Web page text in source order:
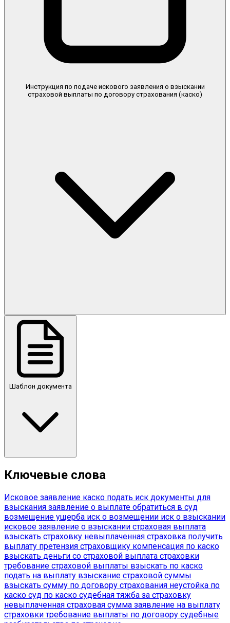
Инструкция по подаче искового заявления о взыскании
страховой выплаты по договору страхования (каско)
Шаблон документа
Ключевые слова
Исковое заявление каско подать иск документы для
взыскания заявление о выплате обратиться в суд
возмещение ущерба иск о возмещении иск о взыскании
исковое заявление о взыскании страховая выплата
взыскать страховку невыплаченная страховка получить
выплату претензия страховщику компенсация по каско
взыскать деньги со страховой выплата страховки
требование страховой выплаты взыскать по каско
подать на выплату взыскание страховой суммы
взыскать сумму по договору страхования неустойка по
каско суд по каско судебная тяжба за страховку
невыплаченная страховая сумма заявление на выплату
страховкитребование выплаты по договору судебные